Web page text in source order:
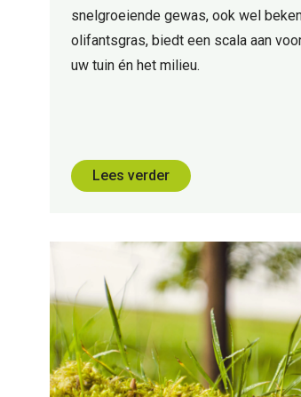
snelgroeiende gewas, ook wel
olifantsgras, biedt een scala aan
uw tuin én het milieu.
Lees verder